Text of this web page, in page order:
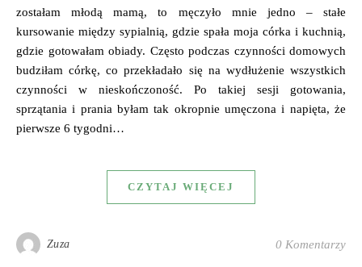
zostałam młodą mamą, to męczyło mnie jedno – stałe
kursowanie między sypialnią, gdzie spała moja córka i kuchnią,
gdzie gotowałam obiady. Często podczas czynności domowych
budziłam córkę, co przekładało się na wydłużenie wszystkich
czynności w nieskończoność. Po takiej sesji gotowania,
sprzątania i prania byłam tak okropnie umęczona i napięta, że
pierwsze 6 tygodni…
CZYTAJ WIĘCEJ
Zuza 0 Komentarzy